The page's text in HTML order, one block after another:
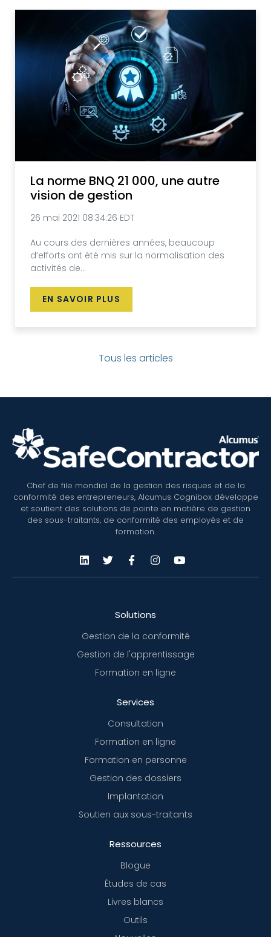
La norme BNQ 21 000, une autre
vision de gestion
26 mai 2021 08:34:26 EDT
Au cours des dernières années, beaucoup
d’efforts ont été mis sur la normalisation des
activités de...
EN SAVOIR PLUS
Tous les articles
Chef de file mondial de la gestion des risques et de la
conformité des entrepreneurs, Alcumus Cognibox développe
et soutient des solutions de pointe en matière de gestion
des sous-traitants, de conformité des employés et de
formation.
Solutions
Gestion de la conformité
Gestion de l'apprentissage
Formation en ligne
Services
Consultation
Formation en ligne
Formation en personne
Gestion des dossiers
Implantation
Soutien aux sous-traitants
Ressources
Blogue
Études de cas
Livres blancs
Outils